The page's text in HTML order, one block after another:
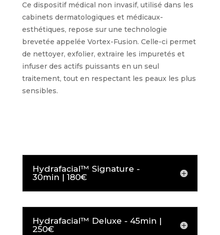
Ce dispositif médical non invasif, utilisé dans les
cabinets dermatologiques et médicaux-
esthétiques, repose sur une technologie
brevetée appelée Vortex-Fusion. Celle-ci permet
de nettoyer, exfolier, extraire les impuretés et
infuser des actifs puissants en un seul
traitement, tout en respectant les peaux les plus
sensibles.
Hydrafacial™ Signature -
30min | 180€
Hydrafacial™ Deluxe - 45min |
250€